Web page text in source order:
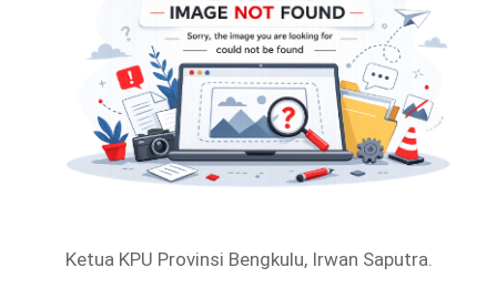
Ketua KPU Provinsi Bengkulu, Irwan Saputra.